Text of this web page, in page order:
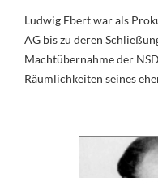
Ludwig Ebert war als
AG bis zu deren
Machtübernahme der
Räumlichkeiten seines